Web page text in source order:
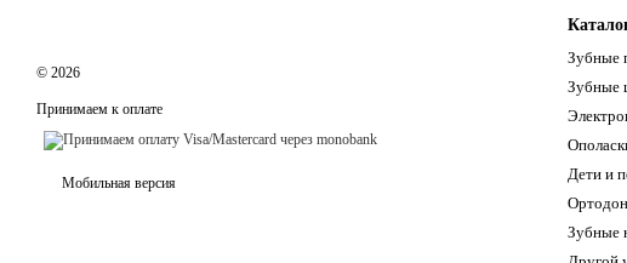
© 2026
Принимаем к оплате
Мобильная версия
Зубные
Зубные
Дети и
Зубные